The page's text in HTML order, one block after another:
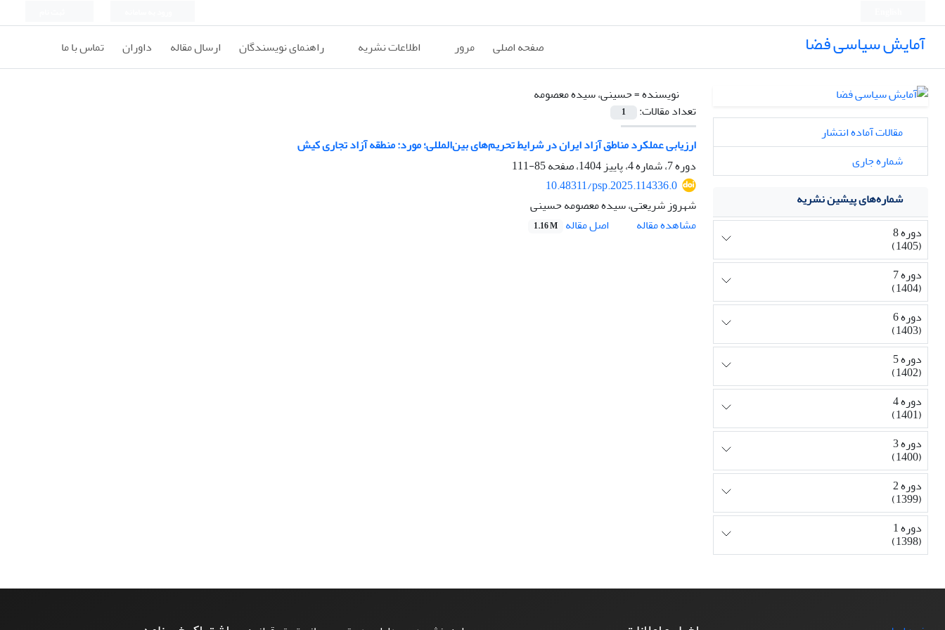
آمایش سیاسی فضا صفحه اصلی مرور اطلاعات نشریه راهنمای نویسندگان ارسال مقاله داوران تماس با ما
نویسنده =حسینی، سیده‌ معصومه
تعداد مقالات:
1
ارزیابی عملکرد مناطق آزاد ایران در شرایط تحریم‌های بین‌المللی؛ مورد: منطقه آزاد تجاری کیش
دوره 7، شماره 4، پاییز 1404، صفحه
85-111
10.48311/psp.2025.114336.0
شهروز شریعتی، سیده‌ معصومه حسینی
مشاهده مقاله
اصل مقاله 1.16 M
مقالات آماده انتشار
شماره جاری
شماره‌های پیشین نشریه
دوره 8
(1405)
دوره 7
(1404)
دوره 6
(1403)
دوره 5
(1402)
دوره 4
(1401)
دوره 3
(1400)
دوره 2
(1399)
دوره 1
(1398)